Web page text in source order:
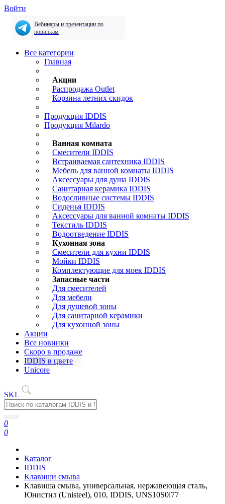
Войти
Вебинары и презентации по
новинкам
Все категории
Главная
Акции
Распродажа Outlet
Корзина летних скидок
Продукция IDDIS
Продукция Milardo
Ванная комната
Смесители IDDIS
Встраиваемая сантехника IDDIS
Мебель для ванной комнаты IDDIS
Аксессуары для душа IDDIS
Санитарная керамика IDDIS
Водосливные системы IDDIS
Сиденья IDDIS
Аксессуары для ванной комнаты IDDIS
Текстиль IDDIS
Водоотведение IDDIS
Кухонная зона
Смесители для кухни IDDIS
Мойки IDDIS
Комплектующие для моек IDDIS
Запасные части
Для смесителей
Для мебели
Для душевой зоны
Для санитарной керамики
Для кухонной зоны
Акции
Все новинки
Скоро в продаже
IDDIS в цвете
Unicore
SKL
0
0
Каталог
IDDIS
Клавиши смыва
Клавиша смыва, универсальная, нержавеющая сталь,
Юнистил (Unisteel), 010, IDDIS, UNS10S0i77